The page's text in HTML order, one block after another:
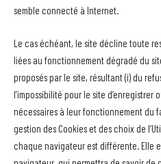
semble connecté à Internet.
Le cas échéant, le site décline toute
liées au fonctionnement dégradé du
proposés par le site, résultant (i) du
l’impossibilité pour le site d’enregistrer
nécessaires à leur fonctionnement du
gestion des Cookies et des choix de
chaque navigateur est différente. Elle